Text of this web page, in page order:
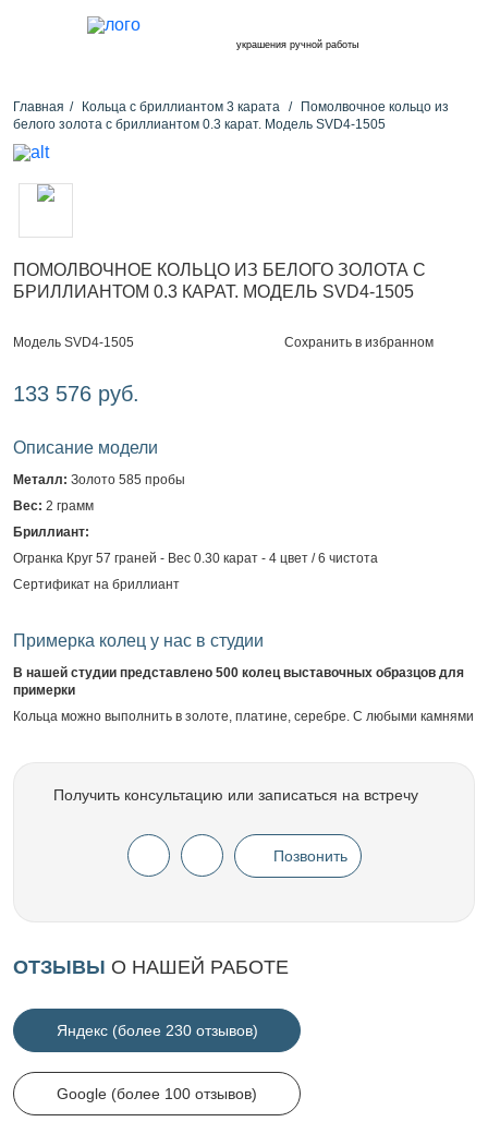
украшения ручной работы
Главная Кольца с бриллиантом 3 карата
Помолвочное кольцо из
белого золота с бриллиантом 0.3 карат. Модель SVD4-1505
ПОМОЛВОЧНОЕ КОЛЬЦО ИЗ БЕЛОГО ЗОЛОТА С
БРИЛЛИАНТОМ 0.3 КАРАТ. МОДЕЛЬ SVD4-1505
Модель SVD4-1505 Сохранить в избранном
133 576 руб.
Описание модели
Металл: Золото 585 пробы
Вес: 2 грамм
Бриллиант:
Огранка Круг 57 граней - Вес 0.30 карат - 4 цвет / 6 чистота
Сертификат на бриллиант
Примерка колец у нас в студии
В нашей студии представлено 500 колец выставочных образцов для
примерки
Кольца можно выполнить в золоте, платине, серебре. С любыми камнями
Получить консультацию или записаться на встречу
Позвонить
ОТЗЫВЫ О НАШЕЙ РАБОТЕ
Яндекс (более 230 отзывов)
Google (более 100 отзывов)